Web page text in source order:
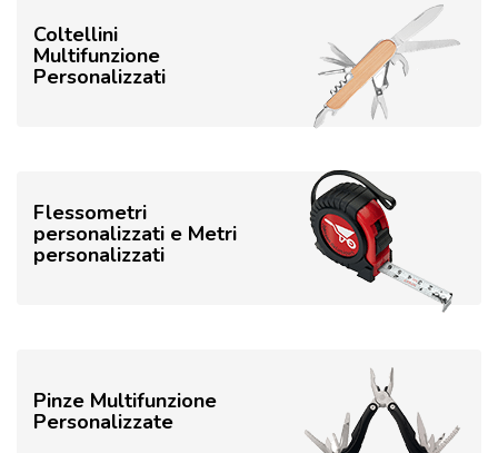
Coltellini
Multifunzione
Personalizzati
Flessometri
personalizzati e Metri
personalizzati
Pinze Multifunzione
Personalizzate